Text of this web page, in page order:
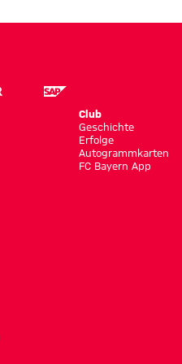
Club
Geschichte
Erfolge
Autogrammkarten
FC Bayern App